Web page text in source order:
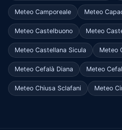
Meteo Camporeale Meteo
Meteo Castelbuono Meteo
Meteo Castellana Sicula Meteo
Meteo Cefalà Diana Meteo
Meteo Chiusa Sclafani Meteo